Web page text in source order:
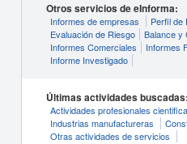
Otros servicios de eInforma:
Informes de empresas
Perfil de
Evaluación de Riesgo
Balance y
Informes Comerciales
Informes
Informe Investigado
Últimas actividades buscadas:
Actividades profesionales
Industrias manufactureras
Otras actividades de servicios